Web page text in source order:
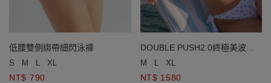
低腰雙側綁帶細閃泳褲
S M L XL
NT$ 790
DOUBLE PUSH2.0終極美波抓
皺碎花比基尼
M L XL
NT$ 1580